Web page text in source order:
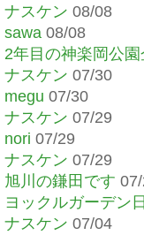
ナスケン 08/08
sawa 08/08
2年目の神楽岡公
ナスケン 07/30
megu 07/30
ナスケン 07/29
nori 07/29
ナスケン 07/29
旭川の鎌田です
ヨックルガーデン
ナスケン 07/04